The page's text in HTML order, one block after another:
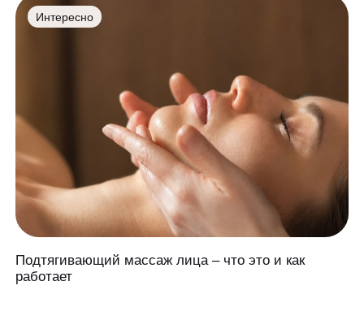
Интересно
Подтягивающий массаж лица – что это и как
работает